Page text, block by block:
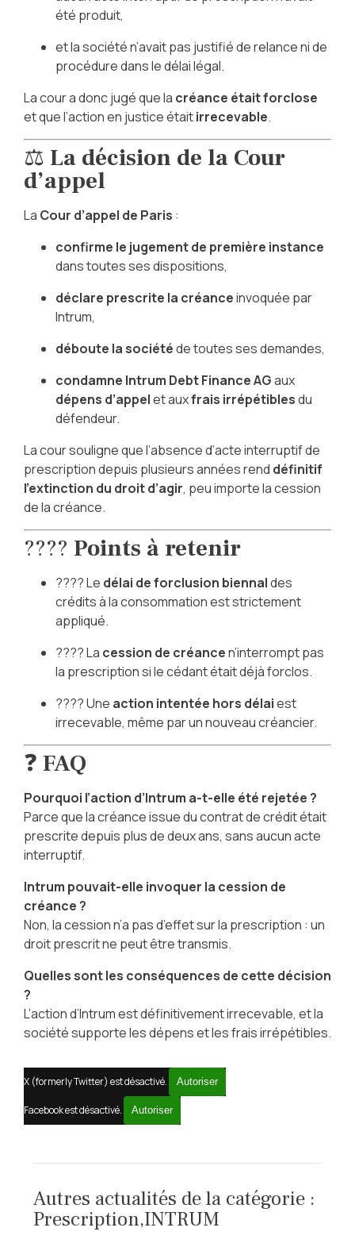
été produit,
et la société n’avait pas justifié de relance ni de
procédure dans le délai légal.
La cour a donc jugé que la créance était forclose
et que l’action en justice étaitirrecevable.
⚖️ La décision de la Cour
d’appel
La Cour d’appel de Paris :
confirme le jugement de première instance
dans toutes ses dispositions,
déclare prescrite la créanceinvoquée par
Intrum,
déboute la sociétéde toutes ses demandes,
condamne Intrum Debt Finance AGaux
dépens d’appelet auxfrais irrépétiblesdu
défendeur.
La cour souligne que l’absence d’acte interruptif de
prescription depuis plusieurs années rend définitif
l’extinction du droit d’agir, peu importe la cession
de la créance.
???? Points à retenir
???? Le délai de forclusion biennaldes
crédits à la consommation est strictement
appliqué.
???? La cession de créancen’interrompt pas
la prescription si le cédant était déjà forclos.
???? Une action intentée hors délaiest
irrecevable, même par un nouveau créancier.
❓ FAQ
Pourquoi l’action d’Intrum a-t-elle été rejetée ?
Parce que la créance issue du contrat de crédit était
prescrite depuis plus de deux ans, sans aucun acte
interruptif.
Intrum pouvait-elle invoquer la cession de
créance ?
Non, la cession n’a pas d’effet sur la prescription : un
droit prescrit ne peut être transmis.
Quelles sont les conséquences de cette décision
?
L’action d’Intrum est définitivement irrecevable, et la
société supporte les dépens et les frais irrépétibles.
X (formerly Twitter) est désactivé. Autoriser
Facebook est désactivé. Autoriser
Autres actualités de la catégorie :
Prescription,INTRUM